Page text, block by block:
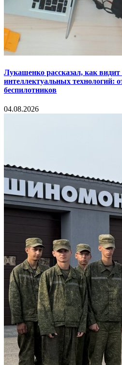
Лукашенко рассказал, как
интеллектуальных технологий:
беспилотников
04.08.2026